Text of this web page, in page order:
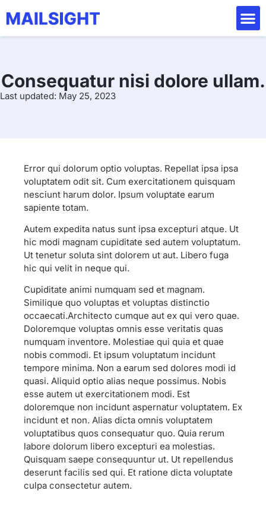
Consequatur nisi dolore ullam.
Last updated: May 25, 2023
Error qui dolorum optio voluptas. Repellat ipsa ipsa
voluptatem odit sit. Cum exercitationem quisquam
nesciunt harum dolor. Ipsum voluptate earum
sapiente totam.
Autem expedita natus sunt ipsa excepturi atque. Ut
hic modi magnam cupiditate sed autem voluptatum.
Ut tenetur soluta sint dolorem ut aut. Libero fuga
hic qui velit in neque qui.
Cupiditate animi numquam sed et magnam.
Similique quo voluptas et voluptas distinctio
occaecati.Architecto cumque aut ex qui vero quae.
Doloremque voluptas omnis esse veritatis quas
numquam inventore. Molestiae qui quia et quae
nobis commodi. Et ipsum voluptatum incidunt
tempore minima. Non a earum sed dolores modi id
quasi. Aliquid optio alias neque possimus. Nobis
esse autem ut exercitationem modi. Est
doloremque non incidunt aspernatur voluptatem. Ex
incidunt et non. Alias dicta omnis voluptatem
voluptatibus quos consequatur quo. Quia rerum
labore dolorum libero excepturi ea molestias.
Quisquam saepe consequuntur ut. Ut repellendus
deserunt facilis sed qui. Et ratione dicta voluptate
culpa consectetur autem.